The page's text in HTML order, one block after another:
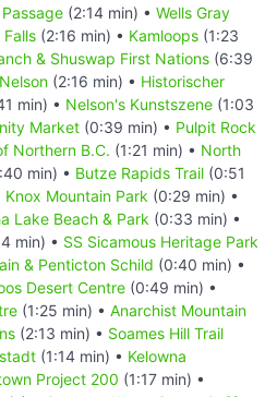
(2:14 min) • Wells Gray
(2:16 min) • Kamloops (1:23
& Shuswap First Nations (6:39
Nelson (2:16 min) • Historischer
min) • Nelson's Kunstszene (1:03
Market (0:39 min) • Pulpit Rock
Northern B.C. (1:21 min) • North
min) • Butze Rapids Trail (0:51
Knox Mountain Park (0:29 min) •
Lake Beach & Park (0:33 min) •
min) • SS Sicamous Heritage Park
& Penticton Schild (0:40 min) •
Desert Centre (0:49 min) •
(1:25 min) • Anarchist Mountain
(2:13 min) • Soames Hill Trail
(1:14 min) • Kelowna
Project 200 (1:17 min) •